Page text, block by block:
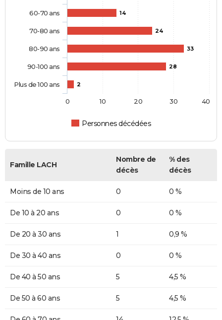
14
24
33
28
2
Personnes décédées
60-70 ans
70-80 ans
80-90 ans
90-100 ans
Plus de 100 ans
0 10 20 30 40
Famille LACH
Nombre de
décès
% des
décès
Moins de 10 ans 0 0 %
De 10 à 20 ans 0 0 %
De 20 à 30 ans 1 0,9 %
De 30 à 40 ans 0 0 %
De 40 à 50 ans 5 4,5 %
De 50 à 60 ans 5 4,5 %